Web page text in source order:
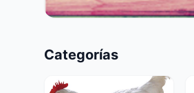
Categorías